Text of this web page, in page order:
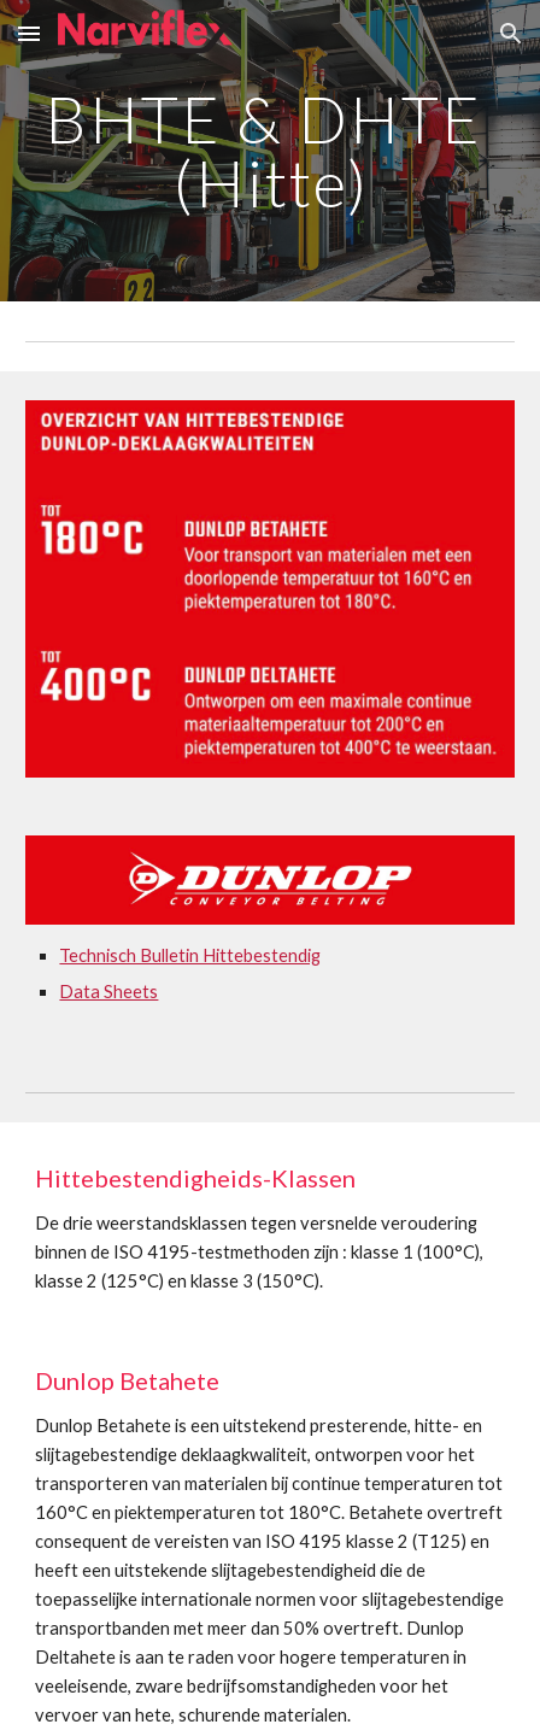
Skip to main content Skip to navigation
BHTE & DHTE
(Hitte)
Technisch Bulletin Hittebestendig
Data Sheets
Hittebestendigheids-Klassen
De drie weerstandsklassen tegen versnelde veroudering
binnen de ISO 4195-testmethoden zijn : klasse 1 (100°C),
klasse 2 (125°C) en klasse 3 (150°C).
Dunlop Betahete
Dunlop Betahete is een uitstekend presterende, hitte- en
slijtagebestendige deklaagkwaliteit, ontworpen voor het
transporteren van materialen bij continue temperaturen tot
160°C en piektemperaturen tot 180°C. Betahete overtreft
consequent de vereisten van ISO 4195 klasse 2 (T125) en
heeft een uitstekende slijtagebestendigheid die de
toepasselijke internationale normen voor slijtagebestendige
transportbanden met meer dan 50% overtreft. Dunlop
Deltahete is aan te raden voor hogere temperaturen in
veeleisende, zware bedrijfsomstandigheden voor het
vervoer van hete, schurende materialen.